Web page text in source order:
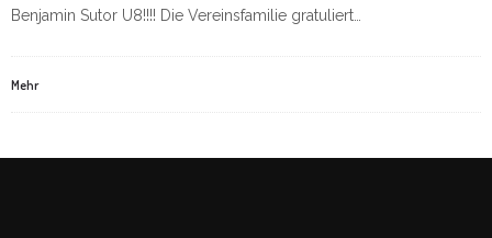
Benjamin Sutor U8!!!! Die Vereinsfamilie gratuliert…
Mehr